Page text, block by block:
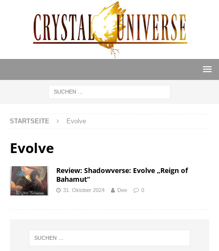
STARTSEITE Evolve
Evolve
Review: Shadowverse: Evolve „Reign of
Bahamut“
31. Oktober 2024 Dee 0